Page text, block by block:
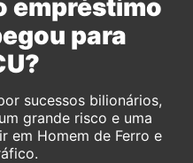
empréstimo
para
sucessos bilionários,
grande risco e uma
em Homem de Ferro e